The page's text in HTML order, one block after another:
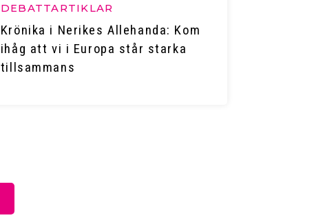
DEBATTARTIKLAR
Krönika i Nerikes Allehanda: Kom
ihåg att vi i Europa står starka
tillsammans